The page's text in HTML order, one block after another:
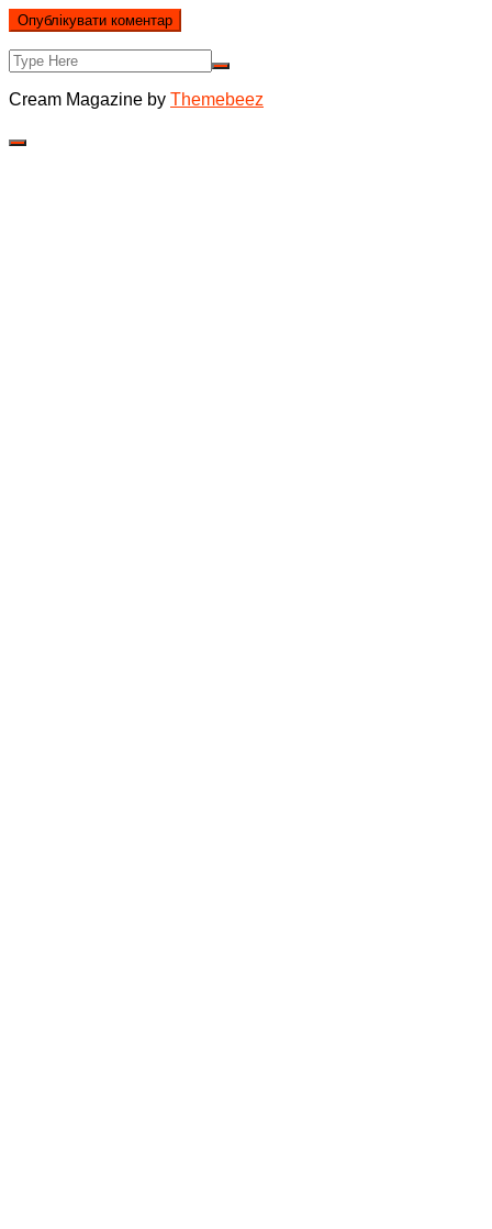
Cream Magazine by Themebeez